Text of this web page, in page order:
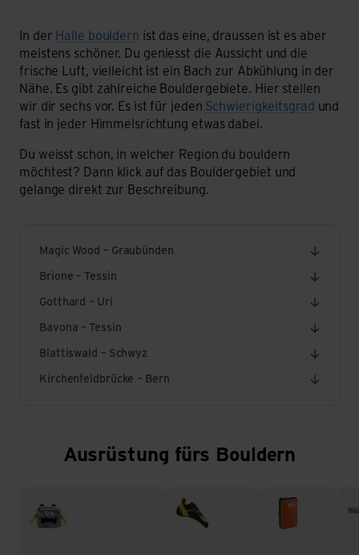
In der Halle bouldern ist das eine, draussen ist es aber
meistens schöner. Du geniesst die Aussicht und die
frische Luft, vielleicht ist ein Bach zur Abkühlung in der
Nähe. Es gibt zahlreiche Bouldergebiete. Hier stellen
wir dir sechs vor. Es ist für jeden Schwierigkeitsgrad und
fast in jeder Himmelsrichtung etwas dabei.
Du weisst schon, in welcher Region du bouldern
möchtest? Dann klick auf das Bouldergebiet und
gelange direkt zur Beschreibung.
Magic Wood – Graubünden
Brione – Tessin
Gotthard – Uri
Bavona – Tessin
Blattiswald – Schwyz
Kirchenfeldbrücke – Bern
Ausrüstung fürs Bouldern
Kletterschuhe Crashpads